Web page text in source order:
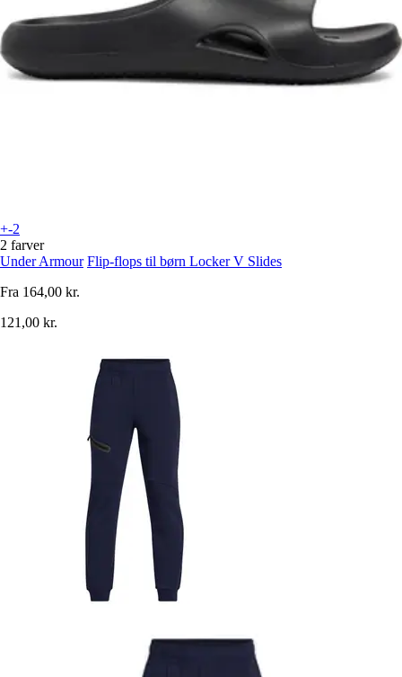
+-2
2 farver
Under Armour Flip-flops til børn Locker V Slides
Fra 164,00 kr.
121,00 kr.